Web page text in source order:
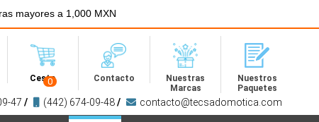
mayores a 1,000 MXN
Cesta
0 Contacto
Nuestras
Marcas
Nuestros
Paquetes
47 / (442) 674-09-48/ contacto@tecsadomotica.com